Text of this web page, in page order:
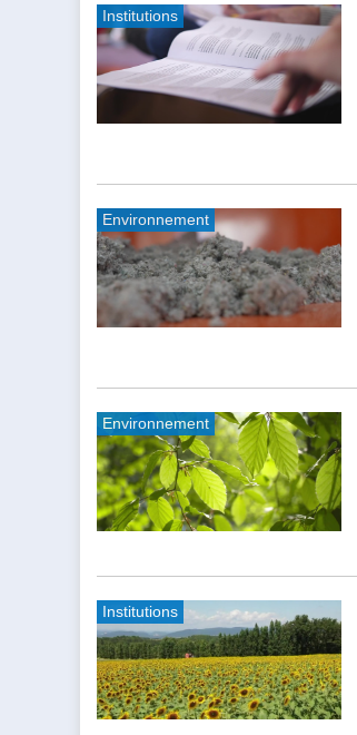
Institutions
Environnement
Environnement
Institutions